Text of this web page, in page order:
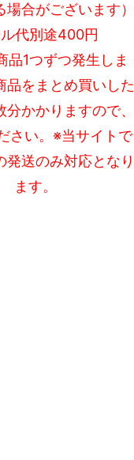
合がございます）
代別途400円
品1つずつ発生しま
品をまとめ買いした
かかりますので、
さい。※当サイトで
発送のみ対応となり
ます。